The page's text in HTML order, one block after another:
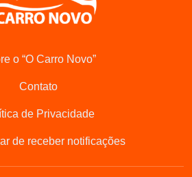
o “O Carro Novo”
Contato
de Privacidade
de receber notificações